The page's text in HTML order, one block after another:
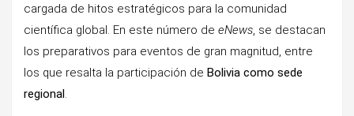
cargada de hitos estratégicos para la comunidad
científica global. En este número de eNews, se destacan
los preparativos para eventos de gran magnitud, entre
los que resalta la participación de Bolivia como sede
regional.